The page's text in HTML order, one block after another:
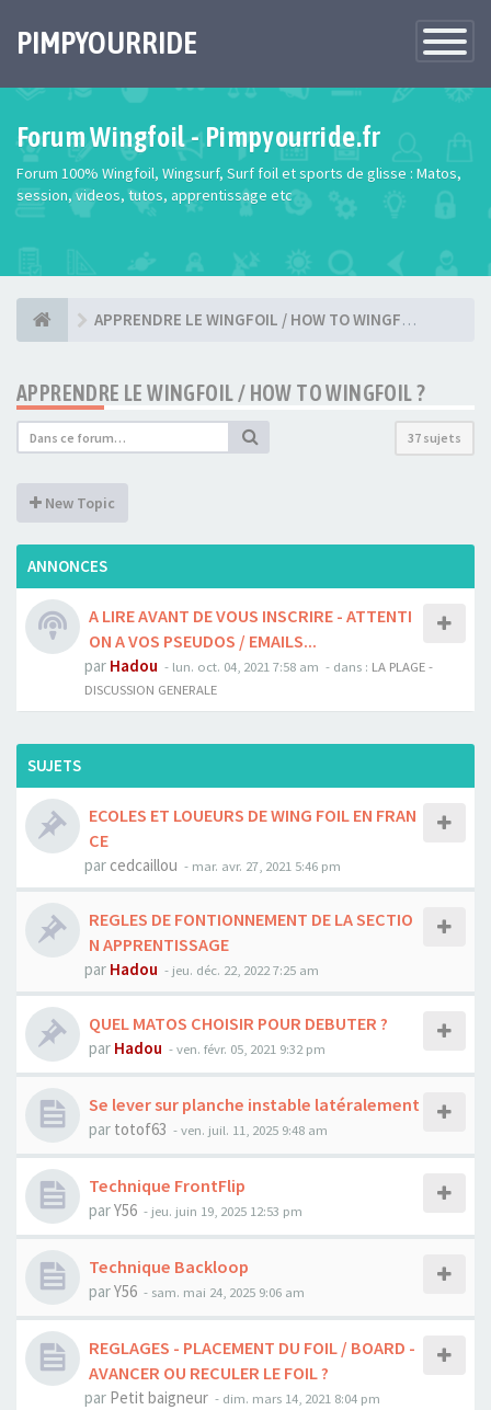
Toggle
PIMPYOURRIDE
Forum Wingfoil - Pimpyourride.fr
Forum 100% Wingfoil, Wingsurf, Surf foil et sports de glisse : Matos,
session, videos, tutos, apprentissage etc
APPRENDRE LE WINGFOIL / HOW TO WINGFOIL ?
APPRENDRE LE WINGFOIL / HOW TO WINGFOIL ?
37 sujets
New Topic
ANNONCES
A LIRE AVANT DE VOUS INSCRIRE - ATTENTI
ON A VOS PSEUDOS / EMAILS...
par Hadou - lun. oct. 04, 2021 7:58 am - dans : LA PLAGE -
DISCUSSION GENERALE
SUJETS
ECOLES ET LOUEURS DE WING FOIL EN FRAN
CE
par cedcaillou - mar. avr. 27, 2021 5:46 pm
REGLES DE FONTIONNEMENT DE LA SECTIO
N APPRENTISSAGE
par Hadou - jeu. déc. 22, 2022 7:25 am
QUEL MATOS CHOISIR POUR DEBUTER ?
par Hadou -ven. févr. 05, 2021 9:32 pm
Se lever sur planche instable latéralement
par totof63 -ven. juil. 11, 2025 9:48 am
Technique FrontFlip
parY56 - jeu. juin 19, 2025 12:53 pm
Technique Backloop
parY56 - sam. mai 24, 2025 9:06 am
REGLAGES - PLACEMENT DU FOIL / BOARD -
AVANCER OU RECULER LE FOIL ?
par Petit baigneur - dim. mars 14, 2021 8:04 pm